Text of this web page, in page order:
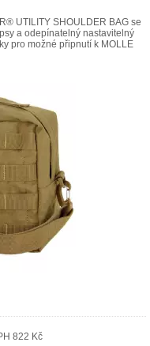
UTILITY SHOULDER BAG se
a odepínatelný nastavitelný
pro možné připnutí k MOLLE
822 Kč